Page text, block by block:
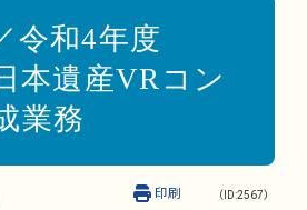
令和4年度
本遺産VRコン
業務
（ID:2567）
印刷